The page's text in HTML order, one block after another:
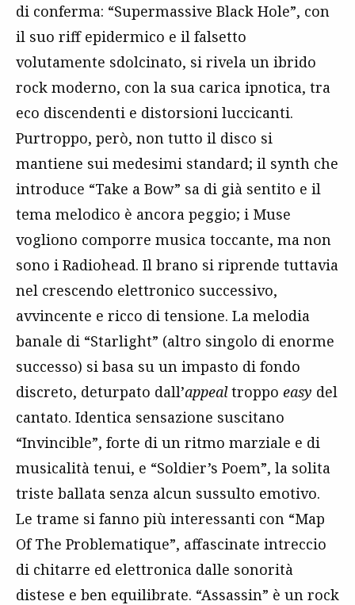
di conferma: “Supermassive Black Hole”, con
il suo riff epidermico e il falsetto
volutamente sdolcinato, si rivela un ibrido
rock moderno, con la sua carica ipnotica, tra
eco discendenti e distorsioni luccicanti.
Purtroppo, però, non tutto il disco si
mantiene sui medesimi standard; il synth che
introduce “Take a Bow” sa di già sentito e il
tema melodico è ancora peggio; i Muse
vogliono comporre musica toccante, ma non
sono i Radiohead. Il brano si riprende tuttavia
nel crescendo elettronico successivo,
avvincente e ricco di tensione. La melodia
banale di “Starlight” (altro singolo di enorme
successo) si basa su un impasto di fondo
discreto, deturpato dall’appealtroppo easy del
cantato. Identica sensazione suscitano
“Invincible”, forte di un ritmo marziale e di
musicalità tenui, e “Soldier’s Poem”, la solita
triste ballata senza alcun sussulto emotivo.
Le trame si fanno più interessanti con “Map
Of The Problematique”, affascinate intreccio
di chitarre ed elettronica dalle sonorità
distese e ben equilibrate. “Assassin” è un rock